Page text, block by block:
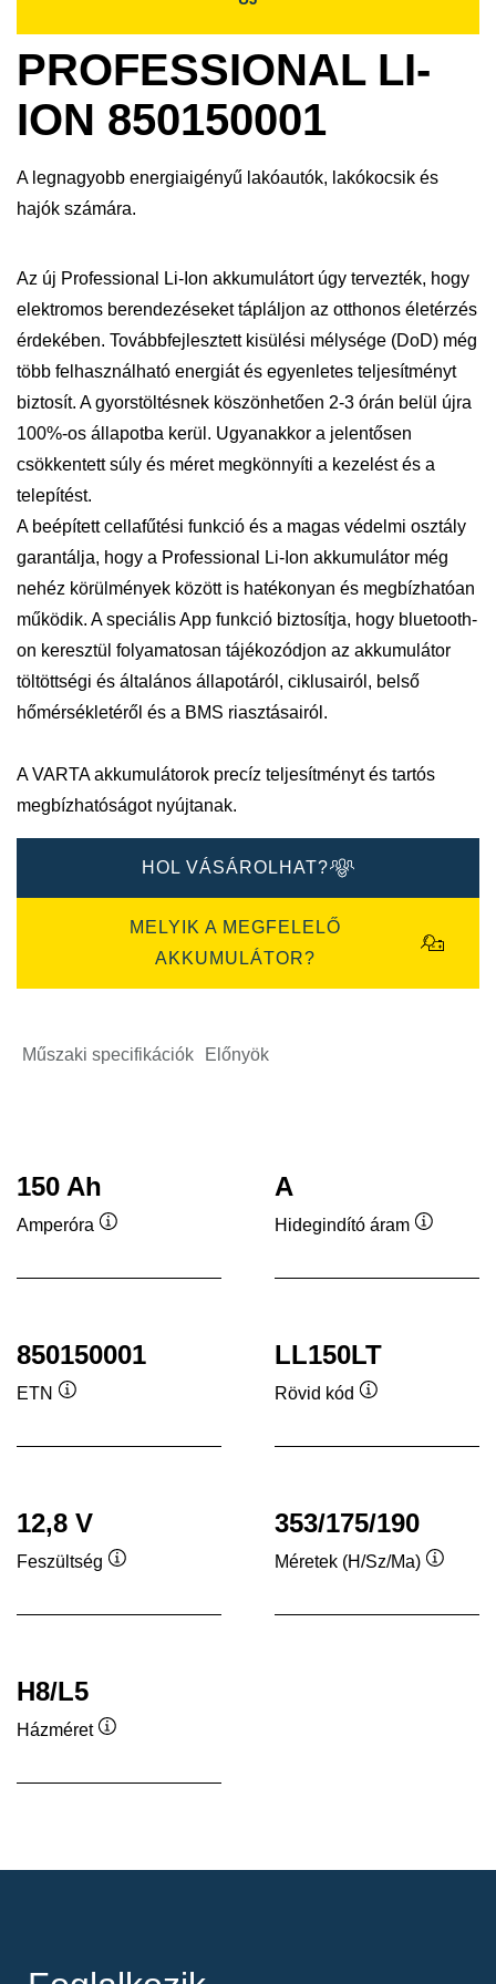
PROFESSIONAL LI-
ION 850150001
A legnagyobb energiaigényű lakóautók, lakókocsik és
hajók számára.
Az új Professional Li-Ion akkumulátort úgy tervezték, hogy
elektromos berendezéseket tápláljon az otthonos életérzés
érdekében. Továbbfejlesztett kisülési mélysége (DoD) még
több felhasználható energiát és egyenletes teljesítményt
biztosít. A gyorstöltésnek köszönhetően 2-3 órán belül újra
100%-os állapotba kerül. Ugyanakkor a jelentősen
csökkentett súly és méret megkönnyíti a kezelést és a
telepítést.
A beépített cellafűtési funkció és a magas védelmi osztály
garantálja, hogy a Professional Li-Ion akkumulátor még
nehéz körülmények között is hatékonyan és megbízhatóan
működik. A speciális App funkció biztosítja, hogy bluetooth-
on keresztül folyamatosan tájékozódjon az akkumulátor
töltöttségi és általános állapotáról, ciklusairól, belső
hőmérsékletéről és a BMS riasztásairól.
A VARTA akkumulátorok precíz teljesítményt és tartós
megbízhatóságot nyújtanak.
HOL VÁSÁROLHAT?
MELYIK A MEGFELELŐ
AKKUMULÁTOR?
Műszaki specifikációk Előnyök
150 Ah
Amperóra
A
Hidegindító áram
850150001
ETN
LL150LT
Rövid kód
12,8 V
Feszültség
353/175/190
Méretek (H/Sz/Ma)
H8/L5
Házméret